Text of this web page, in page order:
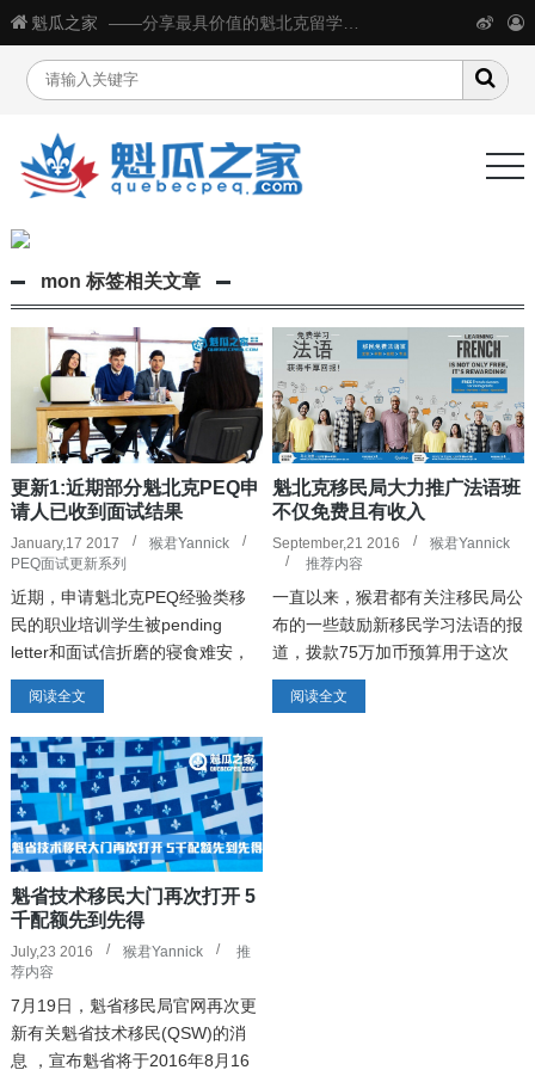
魁瓜之家 ——分享最具价值的魁北克留学移民生活信息
mon 标签相关文章
更新1:近期部分魁北克PEQ申
请人已收到面试结果
January,17 2017
猴君Yannick
PEQ面试更新系列
近期，申请魁北克PEQ经验类移
民的职业培训学生被pending
letter和面试信折磨的寝食难安，
因为从第一批收到pending letter
到目前已经过去快半年了，而第一
批面试的学生在经过了几个月的漫
长等待后...
阅读全文
魁北克移民局大力推广法语班
不仅免费且有收入
September,21 2016
猴君Yannick
推荐内容
一直以来，猴君都有关注移民局公
布的一些鼓励新移民学习法语的报
道，拨款75万加币预算用于这次
活动的实施，并同时在各类社交媒
体、公交车、地铁上推广。猴君昨
阅读全文
魁省技术移民大门再次打开 5
千配额先到先得
July,23 2016 猴君Yannick
推
荐内容
7月19日，魁省移民局官网再次更
新有关魁省技术移民(QSW)的消
息 ，宣布魁省将于2016年8月16